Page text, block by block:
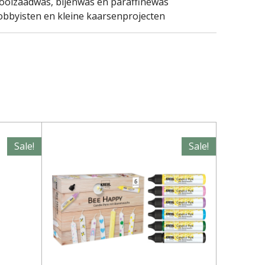
en kleine kaarsenprojecten
Sale! Sale!